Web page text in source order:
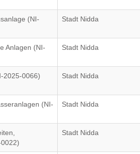
(NI-
Stadt Nidda
Anlagen (NI-
Stadt Nidda
2025-0066) Stadt Nidda
(NI-
Stadt Nidda
Stadt Nidda